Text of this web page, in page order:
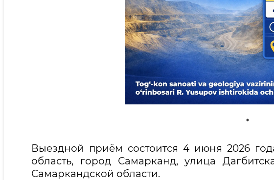
Выездной приём состоится 4 июня 2026
область, город Самарканд, улица
Самаркандской области.